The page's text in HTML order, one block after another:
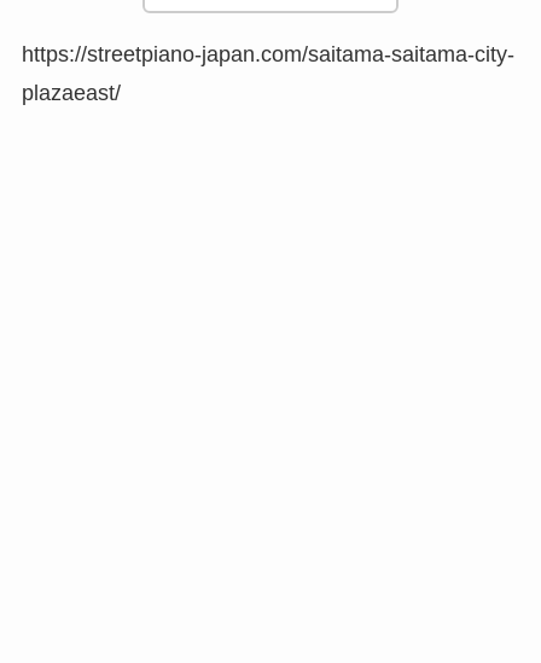
https://streetpiano-japan.com/saitama-saitama-city-
plazaeast/